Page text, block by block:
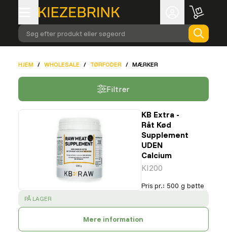
Søg efter produkt eller søgeord
HJEM / WHOLESALE / TØRFODER / MÆRKER
Filtrer
KB Extra -
Råt Kød
Supplement
UDEN
Calcium
KI200
Pris pr.: 500 g bøtte
SUCCESS
PÅ LAGER
Mere information